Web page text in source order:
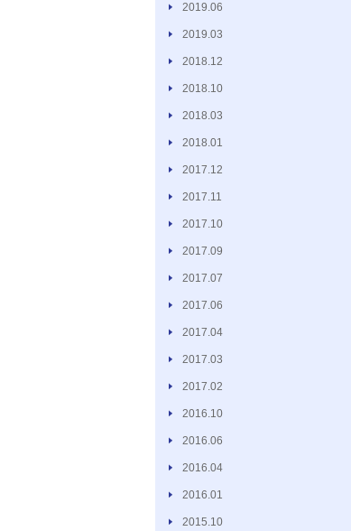
2019.06
2019.03
2018.12
2018.10
2018.03
2018.01
2017.12
2017.11
2017.10
2017.09
2017.07
2017.06
2017.04
2017.03
2017.02
2016.10
2016.06
2016.04
2016.01
2015.10